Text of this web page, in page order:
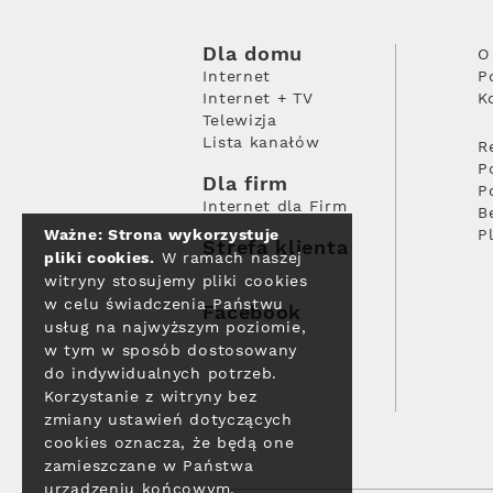
Dla domu
Internet
Internet + TV
Telewizja
Lista kanałów
Dla firm
Internet dla Firm
Strefa klienta
Facebook
Ważne: Strona wykorzystuje
pliki cookies. W ramach naszej
witryny stosujemy pliki cookies
w celu świadczenia Państwu
usług na najwyższym poziomie,
w tym w sposób dostosowany
do indywidualnych potrzeb.
Korzystanie z witryny bez
zmiany ustawień dotyczących
cookies oznacza, że będą one
zamieszczane w Państwa